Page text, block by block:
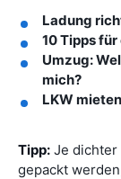
Ladung
10 Tipps
Umzug:
mich?
LKW
Tipp: Je dichter
gepackt